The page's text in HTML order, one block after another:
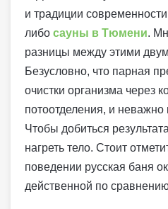
либо сауны в Тюмени.
разницы между этими
Безусловно, что парная
очистки организма через
потоотделения, и неважно
Чтобы добиться
нагреть тело. Стоит
поведении русская баня
действенной по